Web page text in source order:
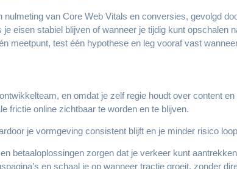
van Core Web Vitals en conversies, gevolgd
eisen stabiel blijven of wanneer je tijdig kunt opschalen
meetpunt, test één hypothese en leg vooraf vast
en omdat je zelf regie houdt over content
frictie online zichtbaar te worden en te blijven.
je vormgeving consistent blijft en je minder risico
betaaloplossingen zorgen dat je verkeer kunt
en schaal je op wanneer tractie groeit, zonder